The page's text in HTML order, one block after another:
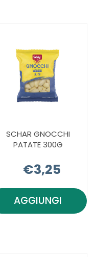
SCHAR GNOCCHI
PATATE 300G
€3,25
AGGIUNGIAGGIUNGI